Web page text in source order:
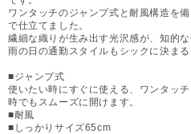
ワンタッチのジャンプ式と耐風構造を
で仕立てました。
繊細な織りが生み出す光沢感が、知的な
雨の日の通勤スタイルもシックに決まる
■ジャンプ式
使いたい時にすぐに使える、ワンタッ
時でもスムーズに開けます。
■耐風
■しっかりサイズ65cm